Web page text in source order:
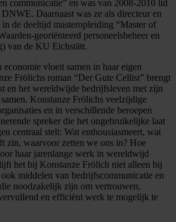
communicatie” en was van 2008-2010 lid
Daarnaast was ze als directeur en
de deeltijd masteropleiding “Master of
georiënteerd personeelsbeheer en
van de KU Eichstätt.
vloeit samen in haar eigen
Frölichs roman “Der Gute Cellist” brengt
en het wereldwijde bedrijfsleven met zijn
Konstanze Frölichs veelzijdige
en in verschillende beroepen
spreker die het ongebruikelijke laat
centraal stelt: Wat enthousiasmeert, wat
zin, waarvoor zetten we ons in? Hoe
haar jarenlange werk in wereldwijd
het bij Konstanze Frölich niet alleen bij
middelen van bedrijfscommunicatie en
noodzakelijk zijn om vertrouwen,
en efficiënt werk te mogelijk te